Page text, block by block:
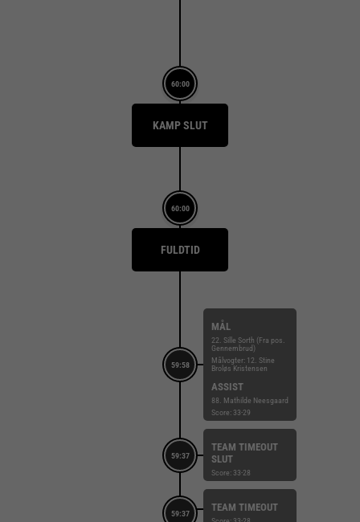
60:00
KAMP SLUT
60:00
FULDTID
59:58
MÅL
22. Sille Sorth (Fra pos.
Gennembrud)
Målvogter: 12. Stine
Broløs Kristensen
ASSIST
88. Mathilde Neesgaard
Score: 33-29
59:37
TEAM TIMEOUT
SLUT
Score: 33-28
59:37
TEAM TIMEOUT